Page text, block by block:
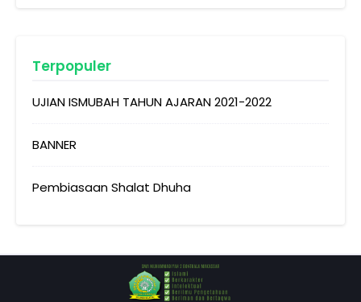
Terpopuler
UJIAN ISMUBAH TAHUN AJARAN 2021-2022
BANNER
Pembiasaan Shalat Dhuha